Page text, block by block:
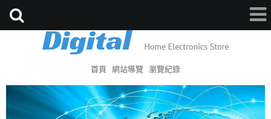
首頁 網站導覽 瀏覽紀錄